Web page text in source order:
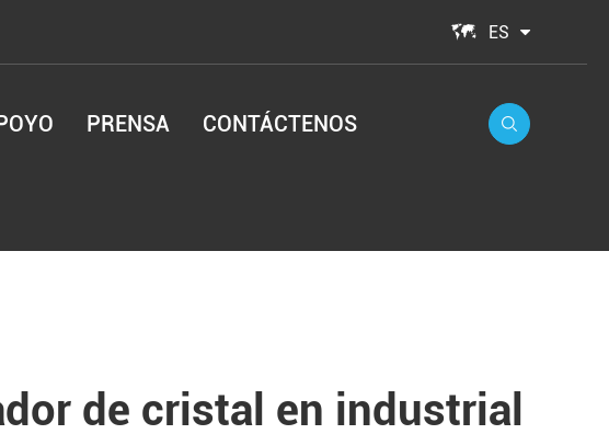
 ES
PRENSA CONTÁCTENOS 
de cristal en industrial